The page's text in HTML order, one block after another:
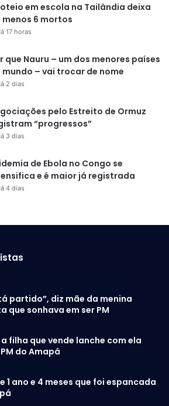
em escola na Tailândia deixa
menos 6 mortos
17 horas
que Nauru – um dos menores países
mundo – vai trocar de nome
2 dias
pelo Estreito de Ormuz
“progressos”
3 dias
de Ebola no Congo se
e é maior já registrada
4 dias
partido”, diz mãe da menina
que sonhava em ser PM
filha que vende lanche com ela
do Amapá
1 ano e 4 meses que foi espancada